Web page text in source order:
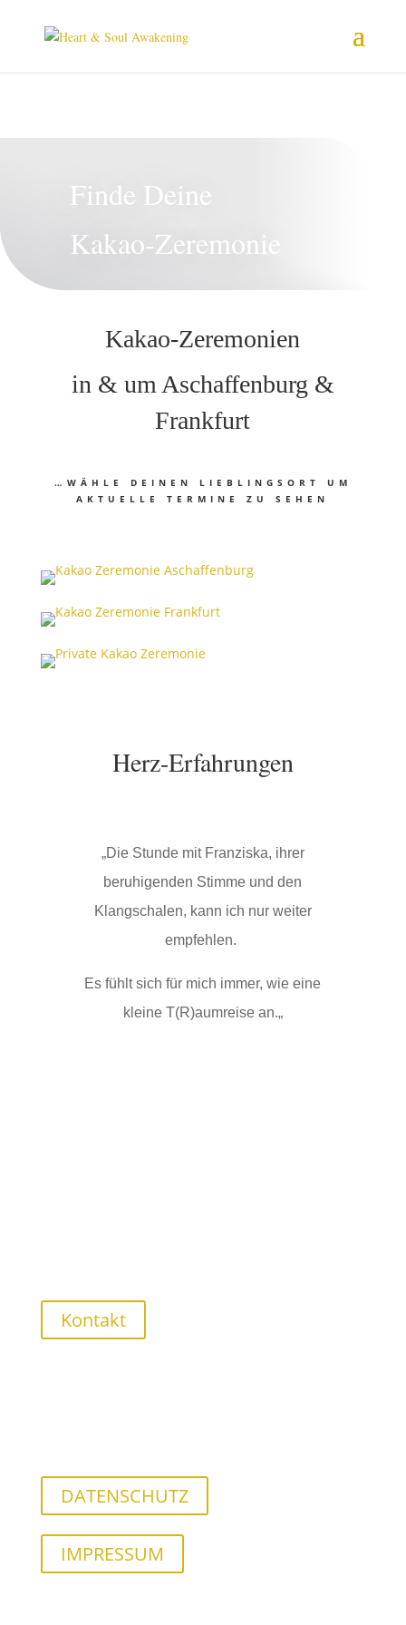
Finde Deine
Kakao-Zeremonie
Kakao-Zeremonien
in & um Aschaffenburg &
Frankfurt
…WÄHLE DEINEN LIEBLINGSORT UM
AKTUELLE TERMINE ZU SEHEN
Herz-Erfahrungen
„Die Stunde mit Franziska, ihrer
beruhigenden Stimme und den
Klangschalen, kann ich nur weiter
empfehlen.
Es fühlt sich für mich immer, wie eine
kleine T(R)aumreise an.„
Kontakt
DATENSCHUTZ
IMPRESSUM